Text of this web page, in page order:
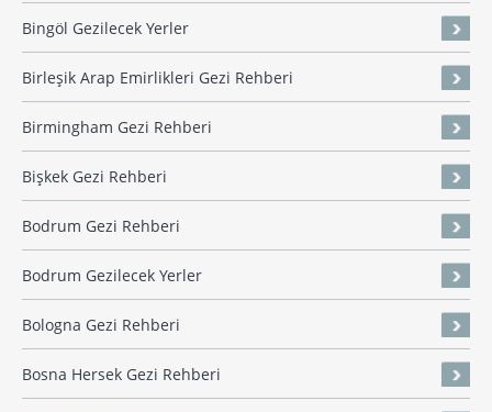
Bingöl Gezilecek Yerler
Birleşik Arap Emirlikleri Gezi Rehberi
Birmingham Gezi Rehberi
Bişkek Gezi Rehberi
Bodrum Gezi Rehberi
Bodrum Gezilecek Yerler
Bologna Gezi Rehberi
Bosna Hersek Gezi Rehberi